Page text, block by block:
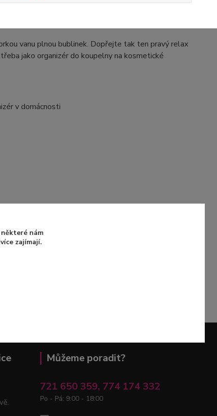
vanu plnou bublinek. Dopřejte tak ten pravý relax
jako organizér do koupelny na kosmetické
v domácnosti
Můžeme poradit?
721 650 359, 774 174 332
Po - Pá: 9:00 - 18:00
nám
zajímají.